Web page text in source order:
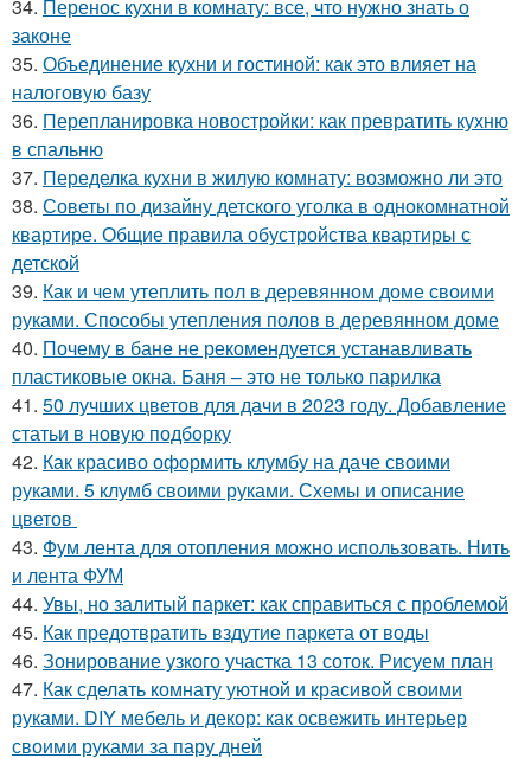
34. Перенос кухни в комнату: все, что нужно знать о
законе
35. Объединение кухни и гостиной: как это влияет на
налоговую базу
36. Перепланировка новостройки: как превратить кухню
в спальню
37. Переделка кухни в жилую комнату: возможно ли это
38. Советы по дизайну детского уголка в однокомнатной
квартире. Общие правила обустройства квартиры с
детской
39. Как и чем утеплить пол в деревянном доме своими
руками. Способы утепления полов в деревянном доме
40. Почему в бане не рекомендуется устанавливать
пластиковые окна. Баня – это не только парилка
41. 50 лучших цветов для дачи в 2023 году. Добавление
статьи в новую подборку
42. Как красиво оформить клумбу на даче своими
руками. 5 клумб своими руками. Схемы и описание
цветов
43. Фум лента для отопления можно использовать. Нить
и лента ФУМ
44. Увы, но залитый паркет: как справиться с проблемой
45. Как предотвратить вздутие паркета от воды
46. Зонирование узкого участка 13 соток. Рисуем план
47. Как сделать комнату уютной и красивой своими
руками. DIY мебель и декор: как освежить интерьер
своими руками за пару дней